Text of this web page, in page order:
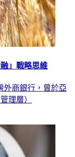
」戰略思維
外商銀行，曾於亞
理層）